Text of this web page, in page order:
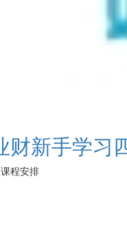
财新手学习
程安排